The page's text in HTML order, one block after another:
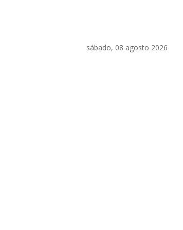
sábado, 08 agosto 2026